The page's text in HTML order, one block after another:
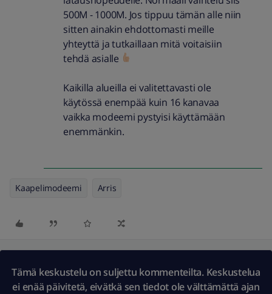
500M - 1000M. Jos tippuu tämän alle niin
sitten ainakin ehdottomasti meille
yhteyttä ja tutkaillaan mitä voitaisiin
tehdä asialle
Kaikilla alueilla ei valitettavasti ole
käytössä enempää kuin 16 kanavaa
vaikka modeemi pystyisi käyttämään
enemmänkin.
Kaapelimodeemi Arris
Tämä keskustelu on suljettu kommenteilta. Keskustelua
ei enää päivitetä, eivätkä sen tiedot ole välttämättä ajan